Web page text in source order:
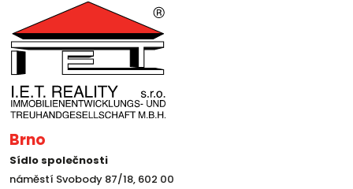
Brno
Sídlo společnosti
náměstí Svobody 87/18, 602 00